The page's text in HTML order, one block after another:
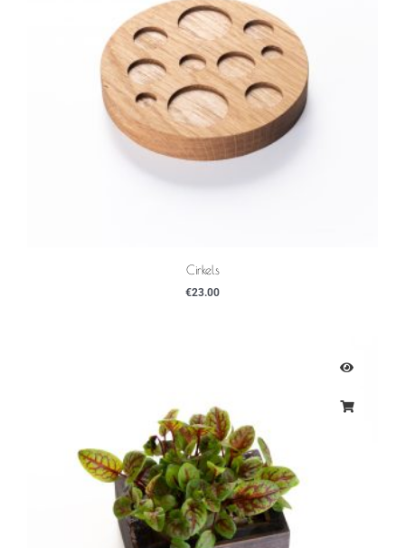
Cirkels
€23.00